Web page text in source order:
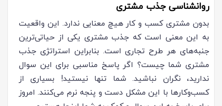
روانشناسی جذب مشتری
بدون مشتری کسب و کار هیچ معنایی ندارد. این واقعیت
به این معنی است که جذب مشتری یکی از حیاتی‌ترین
جنبه‌های هر طرح تجاری است. بنابراین استراتژی جذب
مشتری شما چیست؟ اگر پاسخ مناسبی برای این سوال
ندارید، نگران نباشید. شما تنها نیستید! بسیاری از
کسب‌وکارها با این مشکل دست و پنجه نرم می‌کنند. امروز